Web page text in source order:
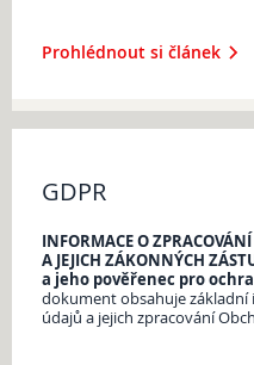
Prohlédnout si článek
GDPR
INFORMACE O
A JEJICH ZÁKONNÝCH
a jeho pověřenec pro
dokument obsahuje
údajů a jejich zpracování